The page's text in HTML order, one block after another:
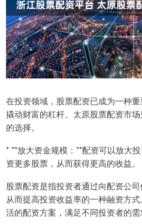
在投资领域，股票配资已成为一种
撬动财富的杠杆。太原股票配资市
的选择。
* **放大资金规模：**配资可以放大
资更多股票，从而获得更高的收益。
股票配资是指投资者通过向配资公
从而提高投资收益率的一种融资方
活的配资方案，满足不同投资者的需